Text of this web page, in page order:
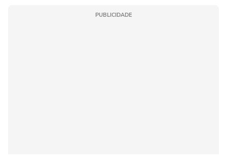
PUBLICIDADE